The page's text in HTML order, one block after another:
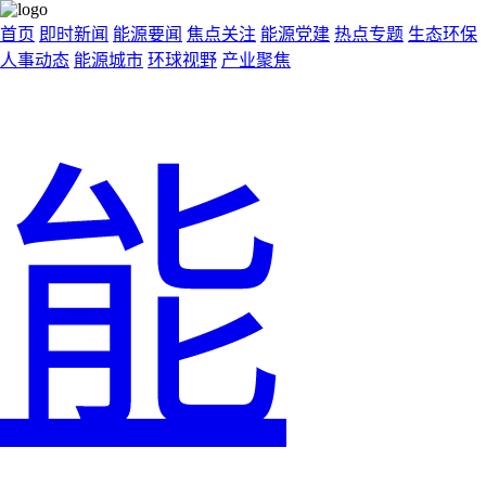
首页 即时新闻 能源要闻 焦点关注 能源党建 热点专题 生态环保
人事动态 能源城市 环球视野 产业聚焦
能